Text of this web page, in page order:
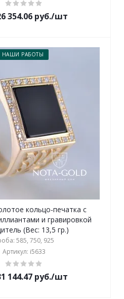
354.06 руб./шт
НАШИ РАБОТЫ
кольцо-печатка с
и гравировкой
(Вес: 13,5 гр.)
585, 750, 925
Артикул: i5633
144.47 руб./шт